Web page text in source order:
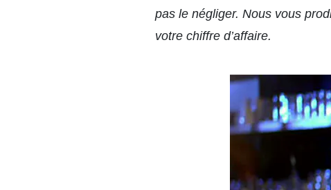
pas le négliger. Nous vous
votre chiffre d’affaire.